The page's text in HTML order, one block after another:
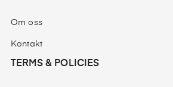
Om oss
Kontakt
TERMS & POLICIES